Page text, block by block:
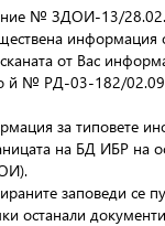
№ ЗДОИ-13/
информация
от Вас
й № РД-03-182/
за типовете
на БД ИБР на
заповеди се
останали